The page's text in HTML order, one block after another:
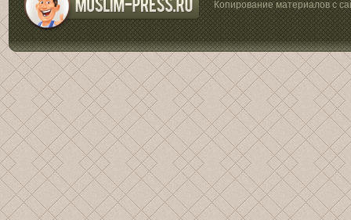
Копирование материалов с